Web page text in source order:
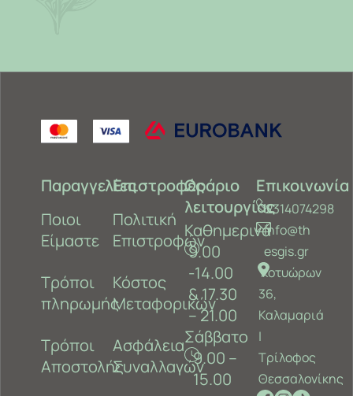
Παραγγελίες
Ποιοι
Είμαστε
Τρόποι
πληρωμής
Τρόποι
Αποστολής
Επιστροφές
Πολιτική
Επιστροφών
Κόστος
Μεταφορικών
Ασφάλεια
Συναλλαγών
Ωράριο
λειτουργίας
Καθημερινά
9.00
-14.00
& 17.30
– 21.00
Σάββατο
9.00 –
15.00
Επικοινωνία
2314074298
info@th
esgis.gr
Κοτυώρων
36,
Καλαμαριά
‎|
Τρίλοφος
Θεσσαλονίκης